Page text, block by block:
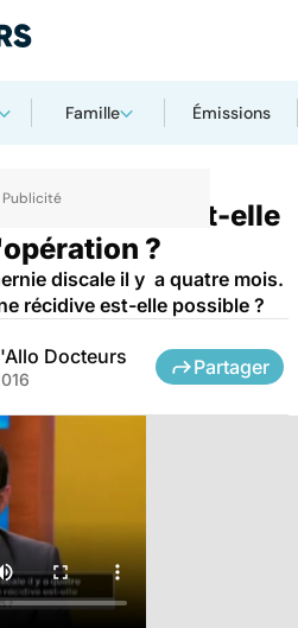
Famille Émissions
récidive est-elle
?
discale il y a quatre mois.
récidive est-elle possible ?
Docteurs Partager